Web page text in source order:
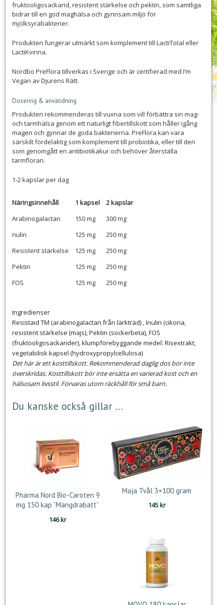
fruktooligosackarid, resistent stärkelse och pektin, som samtliga
bidrar till en god maghälsa och gynnsam miljö för
mjölksyrabakterier.
Produkten fungerar utmärkt som komplement till LactiTotal eller
LactiKvinna.
Nordbo PreFlora tillverkas i Sverige och är certifierad med I’m
Vegan av Djurens Rätt.
Dosering & användning
Produkten rekommenderas till vuxna som vill förbättra sin mag-
och tarmhälsa genom ett naturligt fibertillskott som håller igång
magen och gynnar de goda bakterierna. PreFlora kan vara
särskilt fördelaktig som komplement till probiotika, eller till den
som genomgått en antibiotikakur och behöver återställa
tarmfloran.
1-2 kapslar per dag
Näringsinnehåll 1 kapsel
2 kapslar
Arabinogalactan
150 mg
300 mg
nulin
125 mg
250 mg
Resistent stärkelse
125 mg
250 mg
Pektin
125 mg
250 mg
FOS
125 mg 250 mg
Ingredienser
Resistaid TM (arabinogalactan från lärkträd) , Inulin (cikoria,
resistent stärkelse (majs), Pektin (sockerbeta), FOS
(fruktooligosackarider), klumpförebyggande medel: Risextrakt,
vegetabilisk kapsel (hydroxypropylcellulosa)
Det här är ett kosttillskott. Rekommenderad daglig dos bör inte
överskridas. Kosttillskott bör inte ersätta en varierad kost och en
hälsosam livsstil. Förvaras utom räckhåll för små barn.
Du kanske också gillar …
Pharma Nord Bio-Caroten 9
mg 150 kap ”Mängdrabatt”
146kr
Maja Tvål 3×100 gram
145kr